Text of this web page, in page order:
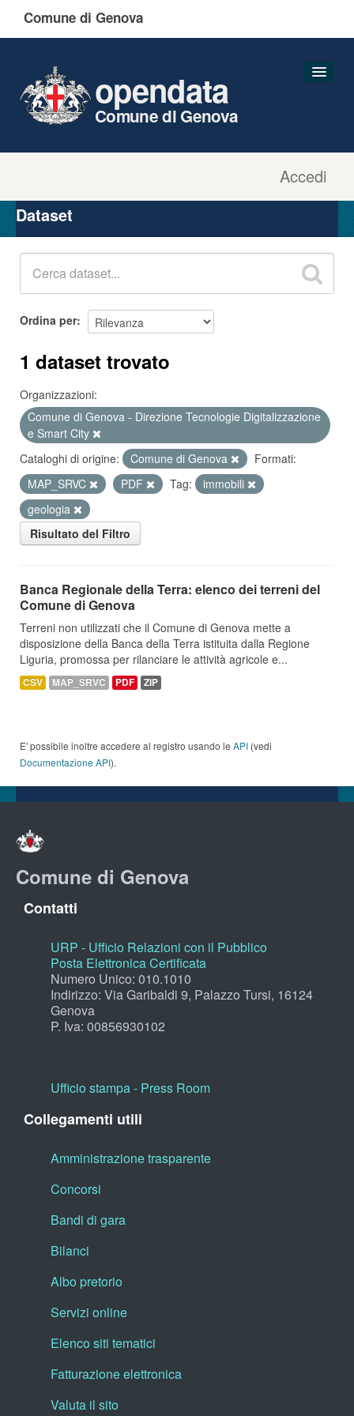
Comune di Genova
Accedi
opendata
Comune di Genova
Organizzazioni
Gruppi
Dataset
Ordina per
1 dataset trovato
Organizzazioni:
Comune di Genova - Direzione Tecnologie Digitalizzazione
e Smart City
Cataloghi di origine:
Comune di Genova
Formati:
MAP_SRVC
PDF Tag:
immobili
geologia
Risultato del Filtro
Banca Regionale della Terra: elenco dei terreni del
Comune di Genova
Terreni non utilizzati che il Comune di Genova mette a
disposizione della Banca della Terra istituita dalla Regione
Liguria, promossa per rilanciare le attività agricole e...
CSV MAP_SRVC PDF ZIP
E' possibile inoltre accedere al registro usando le API (vedi
Documentazione API).
Comune di Genova
Contatti
URP - Ufficio Relazioni con il Pubblico
Posta Elettronica Certificata
Numero Unico: 010.1010
Indirizzo: Via Garibaldi 9, Palazzo Tursi, 16124
Genova
P. Iva: 00856930102
Ufficio stampa - Press Room
Collegamenti utili
Amministrazione trasparente
Concorsi
Bandi di gara
Bilanci
Albo pretorio
Servizi online
Elenco siti tematici
Fatturazione elettronica
Valuta il sito